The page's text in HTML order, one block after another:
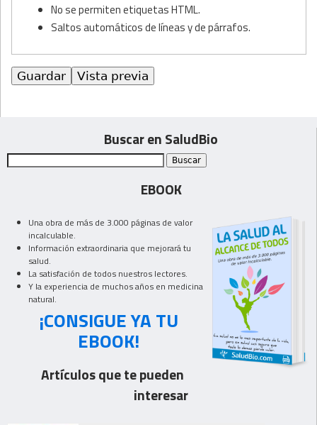
No se permiten etiquetas HTML.
Saltos automáticos de líneas y de párrafos.
Buscar en SaludBio
EBOOK
Una obra de más de 3.000 páginas de valor
incalculable.
Información extraordinaria que mejorará tu
salud.
La satisfación de todos nuestros lectores.
Y la experiencia de muchos años en medicina
natural.
¡CONSIGUE YA TU
EBOOK!
Artículos que te pueden
interesar